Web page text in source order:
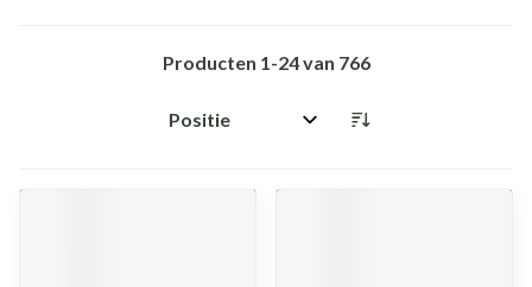
Producten 1-24van 766
Sorteer op: